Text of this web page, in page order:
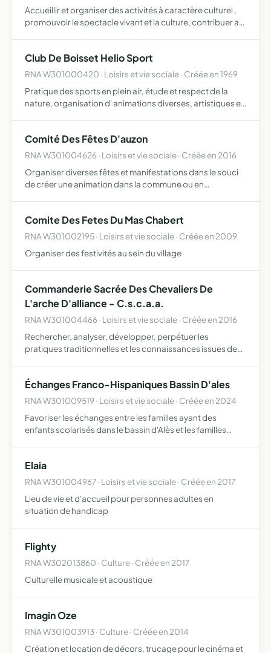
Accueillir et organiser des activités à caractère culturel ,
promouvoir le spectacle vivant et la culture, contribuer au
Club De Boisset Helio Sport
RNA W301000420 · Loisirs et vie sociale · Créée en 1969
Pratique des sports en plein air, étude et respect de la
nature, organisation d' animations diverses, artistiques et
Comité Des Fêtes D'auzon
RNA W301004626 · Loisirs et vie sociale · Créée en 2016
Organiser diverses fêtes et manifestations dans le souci
de créer une animation dans la commune ou en
matérielle…
Comite Des Fetes Du Mas Chabert
RNA W301002195 · Loisirs et vie sociale · Créée en 2009
Organiser des festivités au sein du village
Commanderie Sacrée Des Chevaliers De
L'arche D'alliance - C.s.c.a.a.
RNA W301004466 · Loisirs et vie sociale · Créée en 2016
Rechercher, analyser, développer, perpétuer les
pratiques traditionnelles et les connaissances issues des
caractère c…
Échanges Franco-Hispaniques Bassin D'ales
RNA W301009519 · Loisirs et vie sociale · Créée en 2024
Favoriser les échanges entre les familles ayant des
enfants scolarisés dans le bassin d'Alès et les familles
Elaia
RNA W301004967 · Loisirs et vie sociale · Créée en 2017
Lieu de vie et d'accueil pour personnes adultes en
situation de handicap
Flighty
RNA W302013860 · Culture · Créée en 2017
Culturelle musicale et acoustique
Imagin Oze
RNA W301003913 · Culture · Créée en 2014
Création et location de décors, trucage pour le cinéma et